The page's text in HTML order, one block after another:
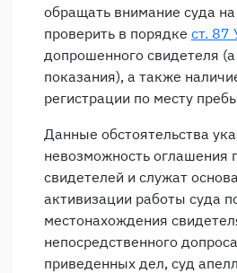
обращать внимание суда
проверить в порядке ст.
допрошенного свидетеля
показания), а также
регистрации по месту
Данные обстоятельства
невозможность оглашения
свидетелей и служат
активизации работы суда
местонахождения
непосредственного
приведенных дел, суд